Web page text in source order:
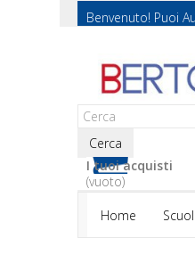
Benvenuto! Puoi
Cerca
I tuoi acquisti
(vuoto)
Home